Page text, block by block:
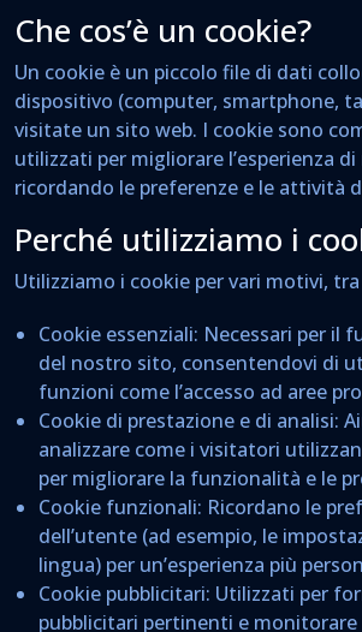
Che cos’è un cookie?
Un cookie è un piccolo file di dati
dispositivo (computer, smartphone,
visitate un sito web. I cookie sono
utilizzati per migliorare l’esperienza
ricordando le preferenze e le attività
Perché utilizziamo i
Utilizziamo i cookie per vari motivi,
Cookie essenziali: Necessari per il
del nostro sito, consentendovi di
funzioni come l’accesso ad aree
Cookie di prestazione e di analisi:
analizzare come i visitatori
per migliorare la funzionalità e le
Cookie funzionali: Ricordano le
dell’utente (ad esempio, le
lingua) per un’esperienza più
Cookie pubblicitari: Utilizzati per
pubblicitari pertinenti e monitorare